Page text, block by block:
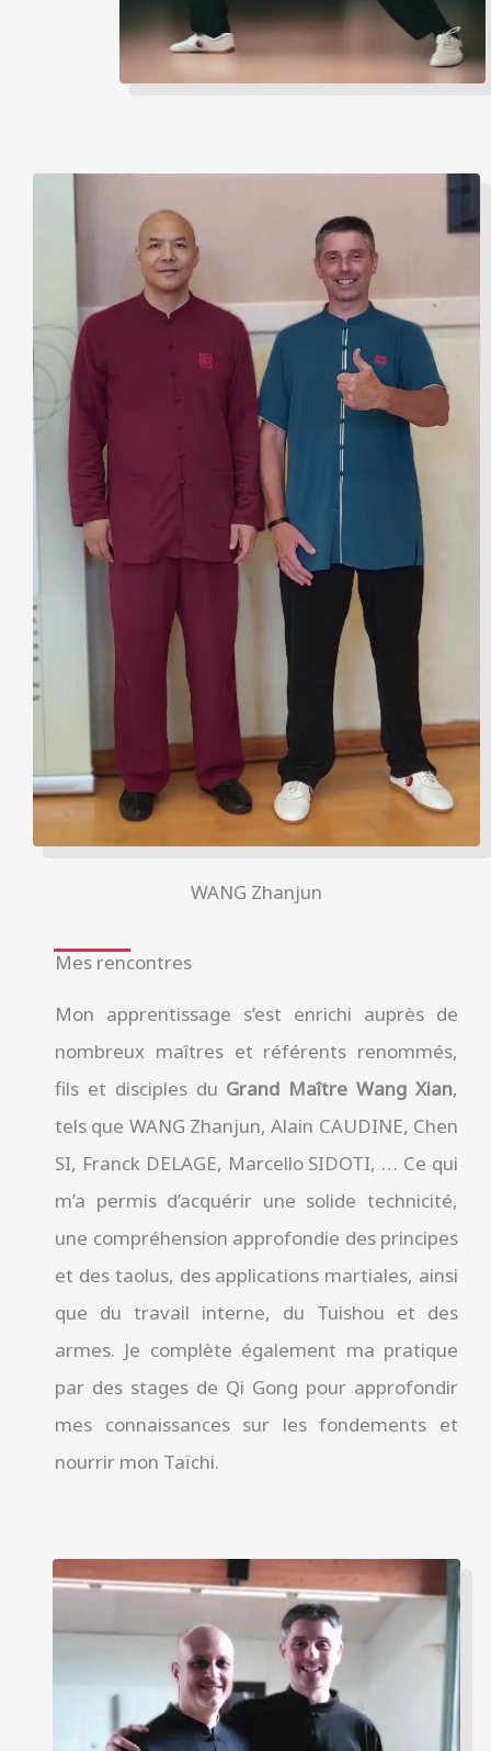
WANG Zhanjun
Mes rencontres
Mon apprentissage s’est enrichi auprès de
nombreux maîtres et référents renommés,
fils et disciples du Grand Maître Wang Xian,
tels que WANG Zhanjun, Alain CAUDINE, Chen
SI, Franck DELAGE, Marcello SIDOTI, … Ce qui
m’a permis d’acquérir une solide technicité,
une compréhension approfondie des principes
et des taolus, des applications martiales, ainsi
que du travail interne, du Tuishou et des
armes. Je complète également ma pratique
par des stages de Qi Gong pour approfondir
mes connaissances sur les fondements et
nourrir mon Taïchi.